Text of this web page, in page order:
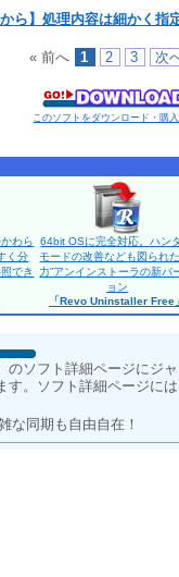
から】処理内容は細かく
« 前へ 1 2 3 次
このソフトをダウンロード・購
わら
く分
でき
64bit OSに完全対応。ハン
モードの改善なども図られ
力”アンインストーラの新バ
ョン
「Revo Uninstaller Free
ソフト詳細ページにジ
す。ソフト詳細ページに
な同期も自由自在！